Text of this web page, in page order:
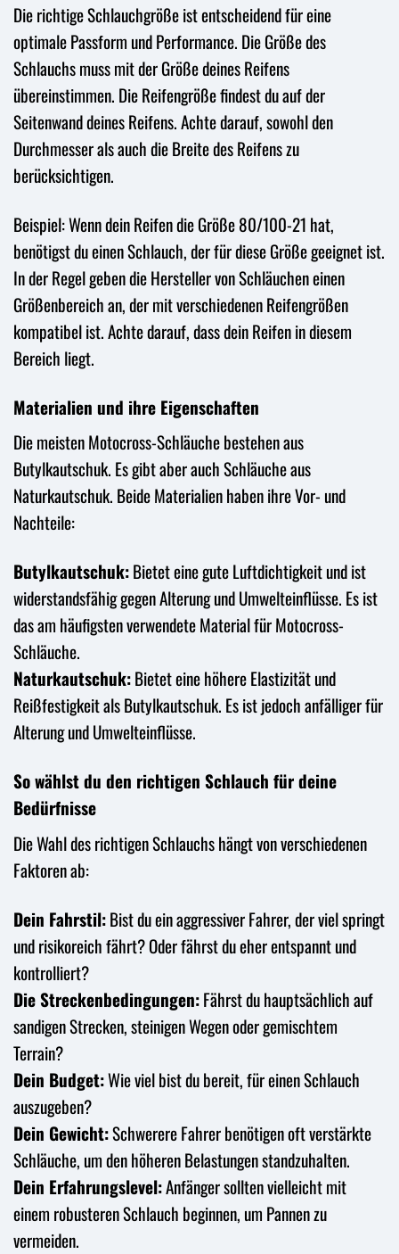
Die richtige Schlauchgröße ist entscheidend für eine
optimale Passform und Performance. Die Größe des
Schlauchs muss mit der Größe deines Reifens
übereinstimmen. Die Reifengröße findest du auf der
Seitenwand deines Reifens. Achte darauf, sowohl den
Durchmesser als auch die Breite des Reifens zu
berücksichtigen.
Beispiel: Wenn dein Reifen die Größe 80/100-21 hat,
benötigst du einen Schlauch, der für diese Größe geeignet ist.
In der Regel geben die Hersteller von Schläuchen einen
Größenbereich an, der mit verschiedenen Reifengrößen
kompatibel ist. Achte darauf, dass dein Reifen in diesem
Bereich liegt.
Materialien und ihre Eigenschaften
Die meisten Motocross-Schläuche bestehen aus
Butylkautschuk. Es gibt aber auch Schläuche aus
Naturkautschuk. Beide Materialien haben ihre Vor- und
Nachteile:
Butylkautschuk:Bietet eine gute Luftdichtigkeit und ist
widerstandsfähig gegen Alterung und Umwelteinflüsse. Es ist
das am häufigsten verwendete Material für Motocross-
Schläuche.
Naturkautschuk:Bietet eine höhere Elastizität und
Reißfestigkeit als Butylkautschuk. Es ist jedoch anfälliger für
Alterung und Umwelteinflüsse.
So wählst du den richtigen Schlauch für deine
Bedürfnisse
Die Wahl des richtigen Schlauchs hängt von verschiedenen
Faktoren ab:
Dein Fahrstil:Bist du ein aggressiver Fahrer, der viel springt
und risikoreich fährt? Oder fährst du eher entspannt und
kontrolliert?
Die Streckenbedingungen:Fährst du hauptsächlich auf
sandigen Strecken, steinigen Wegen oder gemischtem
Terrain?
Dein Budget:Wie viel bist du bereit, für einen Schlauch
auszugeben?
Dein Gewicht:Schwerere Fahrer benötigen oft verstärkte
Schläuche, um den höheren Belastungen standzuhalten.
Dein Erfahrungslevel:Anfänger sollten vielleicht mit
einem robusteren Schlauch beginnen, um Pannen zu
vermeiden.